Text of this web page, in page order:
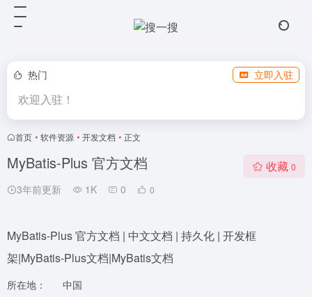
热门 立即入驻
欢迎入驻！
首页 • 软件资源 • 开发文档 • 正文
MyBatis-Plus 官方文档
3年前更新 1K 0 0
收藏 0
MyBatis-Plus 官方文档 | 中文文档 | 持久化 | 开发框
架|MyBatis-Plus文档|MyBatis文档
所在地：
中国